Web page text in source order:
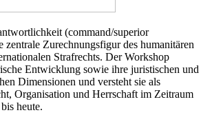
(command/superior
zentrale Zurechnungsfigur des humanitären
Strafrechts. Der Workshop
Entwicklung sowie ihre juristischen und
Dimensionen und versteht sie als
Organisation und Herrschaft im Zeitraum
heute.